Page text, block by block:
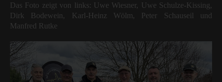
Das Foto zeigt von links: Uwe Wiesner, Uwe Schulze-Kissing,
Dirk Bodewein, Karl-Heinz Wölm, Peter Schauseil und
Manfred Rutke